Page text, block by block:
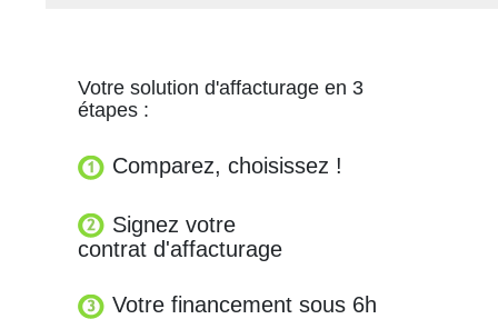
Votre solution d'affacturage en 3
étapes :
Comparez, choisissez !
Signez votre
contrat d'affacturage
Votre financement sous 6h